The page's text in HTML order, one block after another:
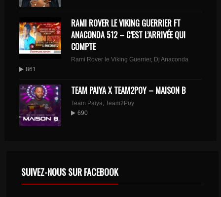
RAMI ROVER LE VIKING GUERRIER FT
ANACONDA 512 – C’EST L’ARRIVÉE QUI
COMPTE
Rami Rover le Viking Guerrier, Dj Anaconda
861
TEAM PAIYA X TEAM2POY – MAISON B
Team Paiya, Team2Poy
690
SUIVEZ-NOUS SUR FACEBOOK